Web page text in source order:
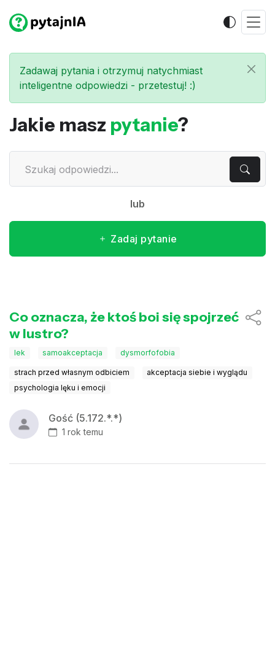
Zadawaj pytania i otrzymuj natychmiast
inteligentne odpowiedzi - przetestuj! :)
Jakie masz pytanie?
lub
Zadaj pytanie
Co oznacza, że ktoś boi się spojrzeć
w lustro?
lek samoakceptacja dysmorfofobia
strach przed własnym odbiciem
akceptacja siebie i wyglądu
psychologia lęku i emocji
Gość (5.172.*.*)
1 rok temu